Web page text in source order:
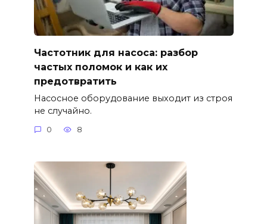
Частотник для насоса: разбор
частых поломок и как их
предотвратить
Насосное оборудование выходит из строя
не случайно.
0 8